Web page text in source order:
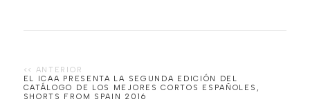
EL ICAA PRESENTA LA SEGUNDA EDICIÓN DEL
CATÁLOGO DE LOS MEJORES CORTOS ESPAÑOLES,
SHORTS FROM SPAIN 2016